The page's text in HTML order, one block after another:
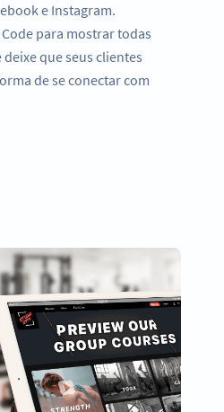
e Instagram.
para mostrar todas
que seus clientes
de se conectar com